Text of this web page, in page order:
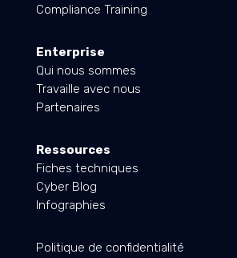
Compliance Training
Enterprise
Qui nous sommes
Travaille avec nous
Partenaires
Ressources
Fiches techniques
Cyber Blog
Infographies
Politique de confidentialité